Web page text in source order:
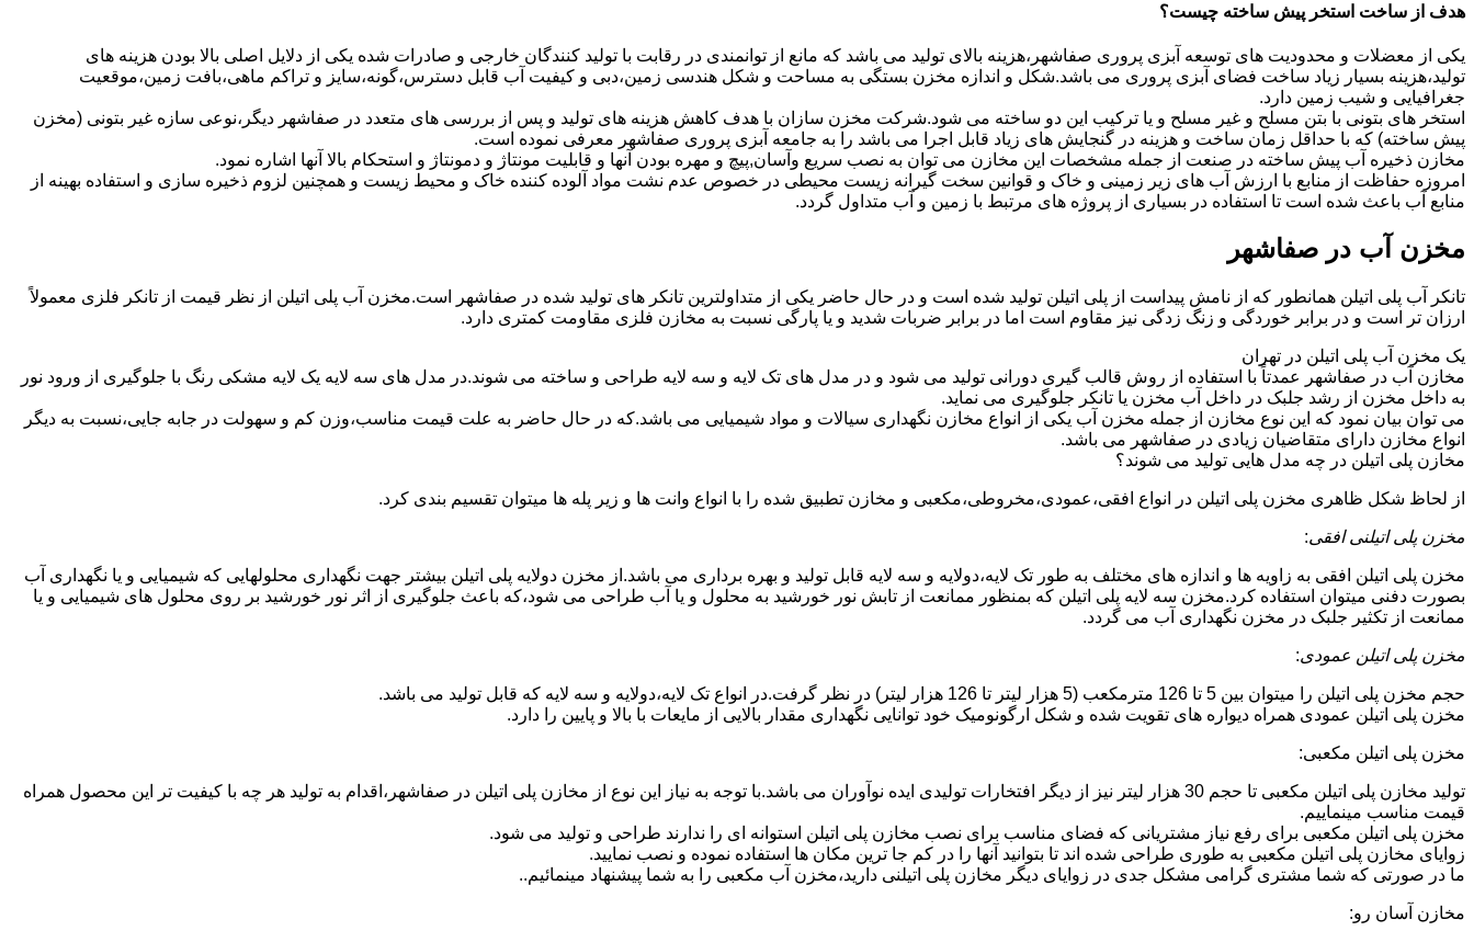
هدف از ساخت استخر پیش ساخته چیست؟
یکی از معضلات و محدودیت های توسعه آبزی پروری صفاشهر،هزینه بالای تولید می باشد که مانع از توانمندی در رقابت با تولید کنندگان خارجی و صادرات شده یکی از دلایل اصلی بالا بودن هزینه های
تولید،هزینه بسیار زیاد ساخت فضای آبزی پروری می باشد.شکل و اندازه مخزن بستگی به مساحت و شکل هندسی زمین،دبی و کیفیت آب قابل دسترس،گونه،سایز و تراکم ماهی،بافت زمین،موقعیت
جغرافیایی و شیب زمین دارد.
استخر های بتونی با بتن مسلح و غیر مسلح و یا ترکیب این دو ساخته می شود.شرکت مخزن سازان با هدف کاهش هزینه های تولید و پس از بررسی های متعدد در صفاشهر دیگر،نوعی سازه غیر بتونی (مخزن
پیش ساخته) که با حداقل زمان ساخت و هزینه در گنجایش های زیاد قابل اجرا می باشد را به جامعه آبزی پروری صفاشهر معرفی نموده است.
مخازن ذخیره آب پیش ساخته در صنعت از جمله مشخصات این مخازن می توان به نصب سریع وآسان,پیچ و مهره بودن آنها و قابلیت مونتاژ و دمونتاژ و استحکام بالا آنها اشاره نمود.
امروزه حفاظت از منابع با ارزش آب های زیر زمینی و خاک و قوانین سخت گیرانه زیست محیطی در خصوص عدم نشت مواد آلوده کننده خاک و محیط زیست و همچنین لزوم ذخیره سازی و استفاده بهینه از
منابع آب باعث شده است تا استفاده در بسیاری از پروژه های مرتبط با زمین و آب متداول گردد.
مخزن آب در صفاشهر
تانکر آب پلی اتیلن همانطور که از نامش پیداست از پلی اتیلن تولید شده است و در حال حاضر یکی از متداولترین تانکر های تولید شده در صفاشهر است.مخزن آب پلی اتیلن از نظر قیمت از تانکر فلزی معمولاً
ارزان تر است و در برابر خوردگی و زنگ زدگی نیز مقاوم است اما در برابر ضربات شدید و یا پارگی نسبت به مخازن فلزی مقاومت کمتری دارد.
یک مخزن آب پلی اتیلن در تهران
مخازن آب در صفاشهر عمدتاً با استفاده از روش قالب گیری دورانی تولید می شود و در مدل های تک لایه و سه لایه طراحی و ساخته می شوند.در مدل های سه لایه یک لایه مشکی رنگ با جلوگیری از ورود نور
به داخل مخزن از رشد جلبک در داخل آب مخزن یا تانکر جلوگیری می نماید.
می توان بیان نمود که این نوع مخازن از جمله مخزن آب یکی از انواع مخازن نگهداری سیالات و مواد شیمیایی می باشد.که در حال حاضر به علت قیمت مناسب،وزن کم و سهولت در جابه جایی،نسبت به دیگر
انواع مخازن دارای متقاضیان زیادی در صفاشهر می باشد.
مخازن پلی اتیلن در چه مدل هایی تولید می شوند؟
از لحاظ شکل ظاهری مخزن پلی اتیلن در انواع افقی،عمودی،مخروطی،مکعبی و مخازن تطبیق شده را با انواع وانت ها و زیر پله ها میتوان تقسیم بندی کرد.
مخزن پلی اتیلنی افقی:
مخزن پلی اتیلن افقی به زاویه ها و اندازه های مختلف به طور تک لایه،دولایه و سه لایه قابل تولید و بهره برداری می باشد.از مخزن دولایه پلی اتیلن بیشتر جهت نگهداری محلولهایی که شیمیایی و یا نگهداری آب
بصورت دفنی میتوان استفاده کرد.مخزن سه لایه پلی اتیلن که بمنظور ممانعت از تابش نور خورشید به محلول و یا آب طراحی می شود،که باعث جلوگیری از اثر نور خورشید بر روی محلول های شیمیایی و یا
ممانعت از تکثیر جلبک در مخزن نگهداری آب می گردد.
مخزن پلی اتیلن عمودی:
حجم مخزن پلی اتیلن را میتوان بین 5 تا 126 مترمکعب (5 هزار لیتر تا 126 هزار لیتر) در نظر گرفت.در انواع تک لایه،دولایه و سه لایه که قابل تولید می باشد.
مخزن پلی اتیلن عمودی همراه دیواره های تقویت شده و شکل ارگونومیک خود توانایی نگهداری مقدار بالایی از مایعات با بالا و پایین را دارد.
مخزن پلی اتیلن مکعبی:
تولید مخازن پلی اتیلن مکعبی تا حجم 30 هزار لیتر نیز از دیگر افتخارات تولیدی ایده نوآوران می باشد.با توجه به نیاز این نوع از مخازن پلی اتیلن در صفاشهر،اقدام به تولید هر چه با کیفیت تر این محصول همراه
قیمت مناسب مینماییم.
مخزن پلی اتیلن مکعبی برای رفع نیاز مشتریانی که فضای مناسب برای نصب مخازن پلی اتیلن استوانه ای را ندارند طراحی و تولید می شود.
زوایای مخازن پلی اتیلن مکعبی به طوری طراحی شده اند تا بتوانید آنها را در کم جا ترین مکان ها استفاده نموده و نصب نمایید.
ما در صورتی که شما مشتری گرامی مشکل جدی در زوایای دیگر مخازن پلی اتیلنی دارید،مخزن آب مکعبی را به شما پیشنهاد مینمائیم..
مخازن آسان رو: